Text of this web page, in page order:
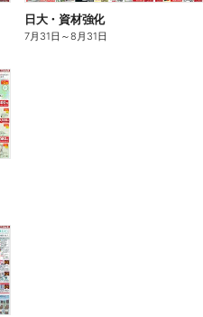
日大・資材強化
7月31日 ～8月31日